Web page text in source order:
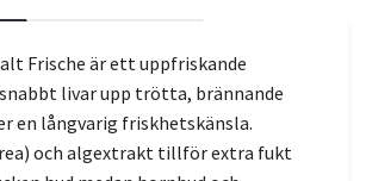
Frische är ett uppfriskande
livar upp trötta, brännande
en långvarig friskhetskänsla.
och algextrakt tillför extra fukt